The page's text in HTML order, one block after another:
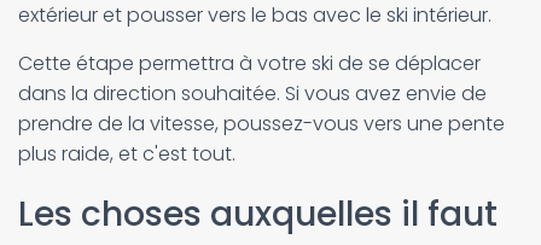
extérieur et pousser vers le bas avec le ski intérieur.
Cette étape permettra à votre ski de se déplacer
dans la direction souhaitée. Si vous avez envie de
prendre de la vitesse, poussez-vous vers une pente
plus raide, et c'est tout.
Les choses auxquelles il faut